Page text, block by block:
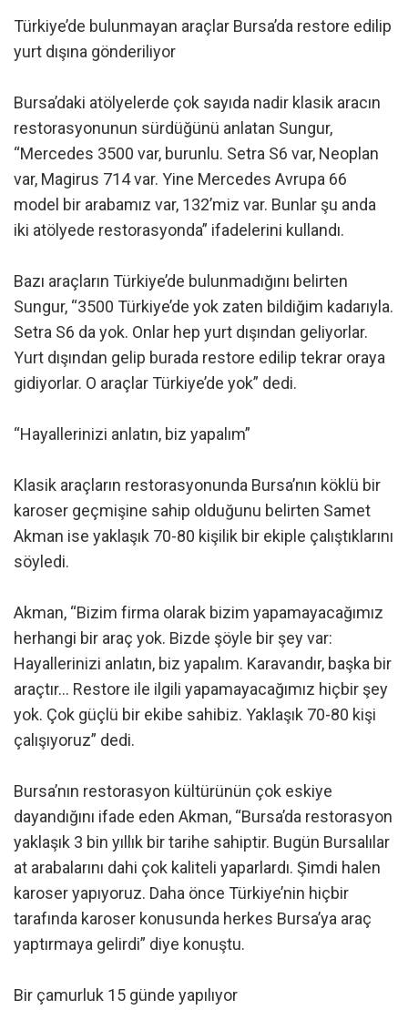
Türkiye’de bulunmayan araçlar Bursa’da restore edilip
yurt dışına gönderiliyor
Bursa’daki atölyelerde çok sayıda nadir klasik aracın
restorasyonunun sürdüğünü anlatan Sungur,
“Mercedes 3500 var, burunlu. Setra S6 var, Neoplan
var, Magirus 714 var. Yine Mercedes Avrupa 66
model bir arabamız var, 132’miz var. Bunlar şu anda
iki atölyede restorasyonda” ifadelerini kullandı.
Bazı araçların Türkiye’de bulunmadığını belirten
Sungur, “3500 Türkiye’de yok zaten bildiğim kadarıyla.
Setra S6 da yok. Onlar hep yurt dışından geliyorlar.
Yurt dışından gelip burada restore edilip tekrar oraya
gidiyorlar. O araçlar Türkiye’de yok” dedi.
“Hayallerinizi anlatın, biz yapalım”
Klasik araçların restorasyonunda Bursa’nın köklü bir
karoser geçmişine sahip olduğunu belirten Samet
Akman ise yaklaşık 70-80 kişilik bir ekiple çalıştıklarını
söyledi.
Akman, “Bizim firma olarak bizim yapamayacağımız
herhangi bir araç yok. Bizde şöyle bir şey var:
Hayallerinizi anlatın, biz yapalım. Karavandır, başka bir
araçtır… Restore ile ilgili yapamayacağımız hiçbir şey
yok. Çok güçlü bir ekibe sahibiz. Yaklaşık 70-80 kişi
çalışıyoruz” dedi.
Bursa’nın restorasyon kültürünün çok eskiye
dayandığını ifade eden Akman, “Bursa’da restorasyon
yaklaşık 3 bin yıllık bir tarihe sahiptir. Bugün Bursalılar
at arabalarını dahi çok kaliteli yaparlardı. Şimdi halen
karoser yapıyoruz. Daha önce Türkiye’nin hiçbir
tarafında karoser konusunda herkes Bursa’ya araç
yaptırmaya gelirdi” diye konuştu.
Bir çamurluk 15 günde yapılıyor